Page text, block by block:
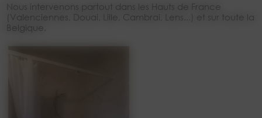
Nous intervenons partout dans les Hauts de France
(Valenciennes, Douai, Lille, Cambrai, Lens...) et sur toute la
Belgique.